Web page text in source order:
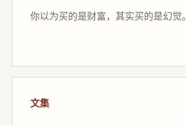
你以为买的是财富，其实买的是幻觉。
文集